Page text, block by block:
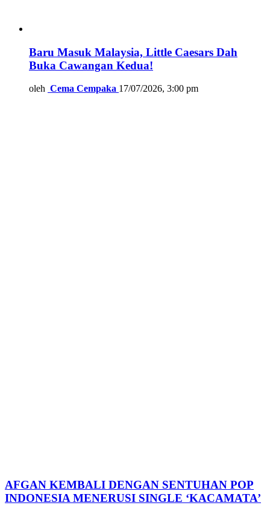
Baru Masuk Malaysia, Little Caesars Dah
Buka Cawangan Kedua!
oleh Cema Cempaka 17/07/2026, 3:00 pm
AFGAN KEMBALI DENGAN SENTUHAN POP
INDONESIA MENERUSI SINGLE ‘KACAMATA’